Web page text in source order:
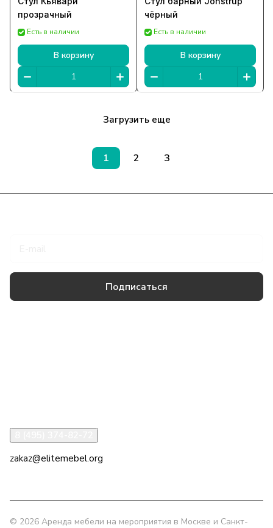
прозрачный
Есть в наличии
В корзину
чёрный
Есть в наличии
В корзину
Загрузить еще
1 2 3
Подписаться
zakaz@elitemebel.org
© 2026 Аренда мебели на мероприятия в Москве и Санкт-